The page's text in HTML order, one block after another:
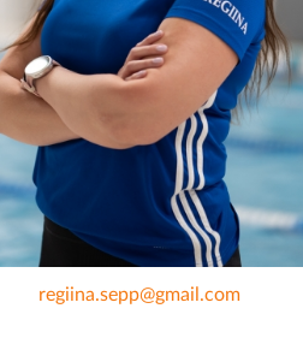
regiina.sepp@gmail.com